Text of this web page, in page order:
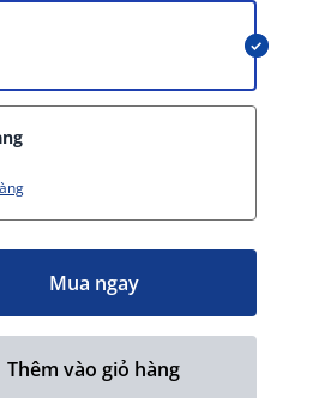
Mua ngay
Thêm vào giỏ hàng